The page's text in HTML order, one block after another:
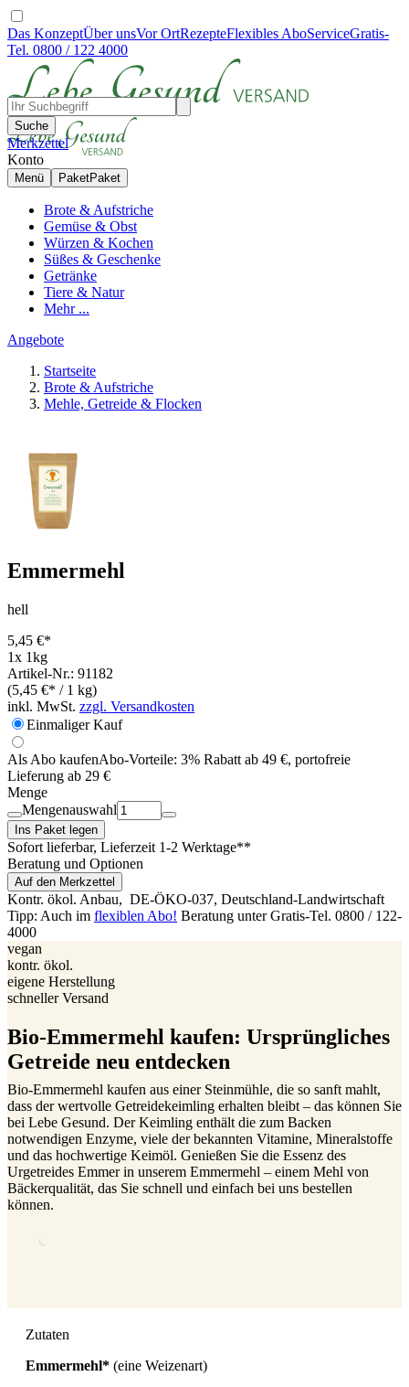
Das KonzeptÜber unsVor OrtRezepteFlexibles AboServiceGratis-
Tel. 0800 / 122 4000
Suche
Merkzettel
Konto
Menü PaketPaket
Brote & Aufstriche
Gemüse & Obst
Würzen & Kochen
Süßes & Geschenke
Getränke
Tiere & Natur
Mehr ...
Angebote
Startseite
Brote & Aufstriche
Mehle, Getreide & Flocken
Emmermehl
hell
5,45 €*
1x 1kg
Artikel-Nr.: 91182
(5,45 €* / 1 kg)
inkl. MwSt. zzgl. Versandkosten
Einmaliger Kauf
Als Abo kaufenAbo-Vorteile: 3% Rabatt ab 49 €, portofreie
Lieferung ab 29 €
Menge
Mengenauswahl
Ins Paket legen
Sofort lieferbar, Lieferzeit 1-2 Werktage**
Beratung und Optionen
Auf den Merkzettel
Kontr. ökol. Anbau, DE-ÖKO-037, Deutschland-Landwirtschaft
Tipp: Auch im flexiblen Abo! Beratung unter Gratis-Tel. 0800 / 122-
4000
vegan
kontr. ökol.
eigene Herstellung
schneller Versand
Bio-Emmermehl kaufen: Ursprüngliches
Getreide neu entdecken
Bio-Emmermehl kaufen aus einer Steinmühle, die so sanft mahlt,
dass der wertvolle Getreidekeimling erhalten bleibt – das können Sie
bei Lebe Gesund. Der Keimling enthält die zum Backen
notwendigen Enzyme, viele der bekannten Vitamine, Mineralstoffe
und das hochwertige Keimöl. Genießen Sie die Essenz des
Urgetreides Emmer in unserem Emmermehl – einem Mehl von
Bäckerqualität, das Sie schnell und einfach bei uns bestellen
können.
Zutaten
Emmermehl* (eine Weizenart)